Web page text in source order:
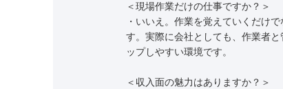
＜現場作業だけの仕事ですか？＞
・いいえ。作業を覚えていくだけ
す。実際に会社としても、作業者
ップしやすい環境です。
＜収入面の魅力はありますか？＞